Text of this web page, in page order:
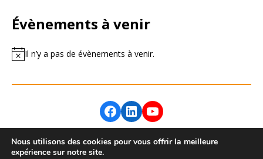
Évènements à venir
Il n’y a pas de évènements à venir.
Nous utilisons des cookies pour vous offrir la meilleure
expérience sur notre site.